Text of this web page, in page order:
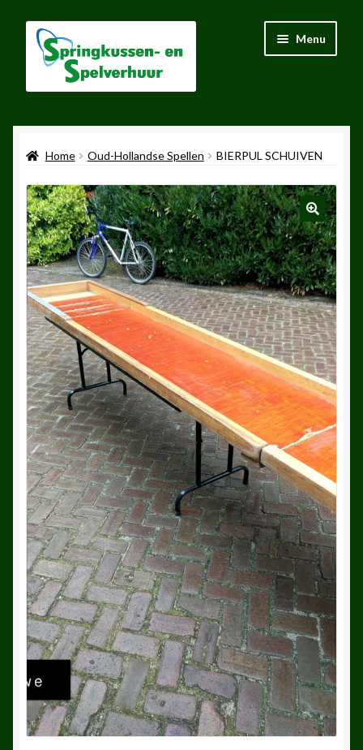
Ga
door
naar
navigatie
Ga
naar
inhoud
Menu
Voorwaarden
Over ons
Contact
Home Oud-Hollandse Spellen BIERPUL SCHUIVEN